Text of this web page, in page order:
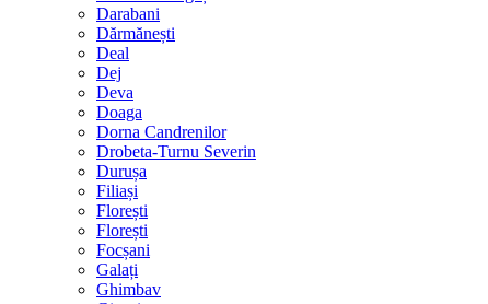
Darabani
Dărmănești
Deal
Dej
Deva
Doaga
Dorna Candrenilor
Drobeta-Turnu Severin
Durușa
Filiași
Florești
Florești
Focșani
Galați
Ghimbav